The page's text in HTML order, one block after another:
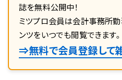
誌を無料公開中！
ミツプロ会員は会計事務所
ンツをいつでも閲覧できます。
⇒無料で会員登録して